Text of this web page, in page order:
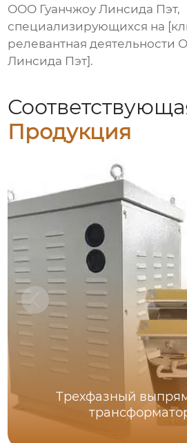
ООО Гуанчжоу Линсида Пэт,
специализирующихся на
релевантная деятельности
Линсида Пэт].
Продукция
Трехфазный